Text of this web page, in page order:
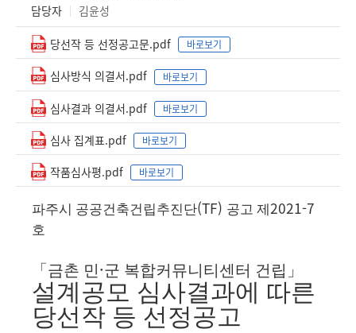
담당자
김윤성
당선작 등 선정공고문.pdf 바로보기
심사방식 의결서.pdf 바로보기
심사결과 의결서.pdf 바로보기
심사 집계표.pdf 바로보기
작품심사평.pdf 바로보기
파주시 공공건축건립추진단(TF) 공고 제 2021-7
호
「 금촌 민·군 복합커뮤니티센터 건립 」
설계공모 심사결과에 따른
당선작 등 선정공고